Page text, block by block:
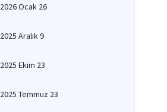
2026 Ocak 26
2025 Aralık 9
2025 Ekim 23
2025 Temmuz 23